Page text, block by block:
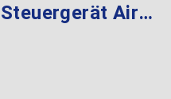
Steuergerät Airbag